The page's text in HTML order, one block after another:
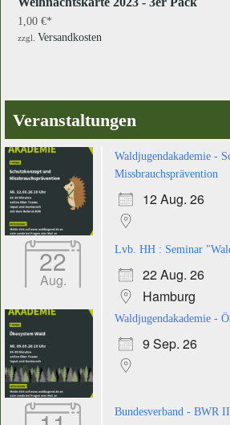
1,00 €
zzgl. Versandkosten
Veranstaltungen
Waldjugendakademie -
Missbrauchsprävention
12 Aug. 26
22
Aug.
Lvb. HH : Seminar
22 Aug. 26
Hamburg
Waldjugendakademie -
9 Sep. 26
Bundesverband - BWR II